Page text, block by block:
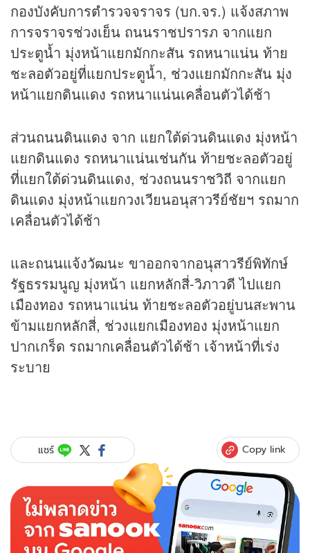
กองบังคับการตำรวจจราจร (บก.จร.) แจ้งสภาพ
การจราจรช่วงเย็น ถนนราชปรารภ จากแยก
ประตูน้ำ มุ่งหน้าแยกมักกะสัน รถหนาแน่น ท้าย
ชะลอตัวอยู่ที่แยกประตูน้ำ, ช่วงแยกมักกะสัน มุ่ง
หน้าแยกดินแดง รถหนาแน่นเคลื่อนตัวได้ช้า
ส่วนถนนดินแดง จาก แยกใต้ด่วนดินแดง มุ่งหน้า
แยกดินแดง รถหนาแน่นเช่นกัน ท้ายชะลอตัวอยู่
ที่แยกใต้ด่วนดินแดง, ช่วงถนนราชวิถี จากแยก
ดินแดง มุ่งหน้าแยกวงเวียนอนุสาวรีย์ชัยฯ รถมาก
เคลื่อนตัวได้ช้า
และถนนแจ้งวัฒนะ ขาออกจากอนุสาวรีย์พิทักษ์
รัฐธรรมนูญ มุ่งหน้า แยกหลักสี่-วิภาวดี ไปแยก
เมืองทอง รถหนาแน่น ท้ายชะลอตัวอยู่บนสะพาน
ข้ามแยกหลักสี่, ช่วงแยกเมืองทอง มุ่งหน้าแยก
ปากเกร็ด รถมากเคลื่อนตัวได้ช้า เจ้าหน้าที่เร่ง
ระบาย
แชร์ Copy link